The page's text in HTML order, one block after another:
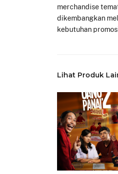
merchandise
dikembangkan
kebutuhan
Lihat Produk